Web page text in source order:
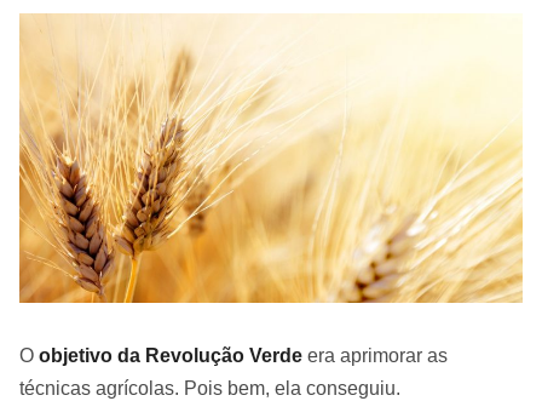
O objetivo da Revolução Verde era aprimorar as
técnicas agrícolas. Pois bem, ela conseguiu.